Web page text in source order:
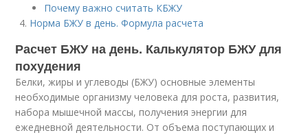
Почему важно считать КБЖУ
Норма БЖУ в день. Формула расчета
Расчет БЖУ на день. Калькулятор БЖУ для
похудения
Белки, жиры и углеводы (БЖУ) основные элементы
необходимые организму человека для роста, развития,
набора мышечной массы, получения энергии для
ежедневной деятельности. От объема поступающих и